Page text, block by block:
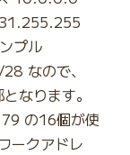
プル
なので、
なります。
の16個が使
ークアドレ